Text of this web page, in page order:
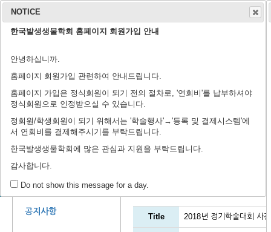
회장 인사말
학회 연혁
학회 회칙
연구윤리규정
임원 명단 학술지 홈페이지
편집위원회
출판 윤리 규정
제44회 정기학술대회에
회원 공간
공지사항
갤러리
Title 2018년 정기학술대회 사
NOTICE
한국발생생물학회 홈페이지 회원가입 안내
안녕하십니까.
홈페이지 회원가입 관련하여 안내드립니다.
홈페이지 가입은 정식회원이 되기 전의 절차로, '연회비'를 납부하셔야
정식회원으로 인정받으실 수 있습니다.
정회원/학생회원이 되기 위해서는 '학술행사'→'등록 및 결제시스템'에
서 연회비를 결제해주시기를 부탁드립니다.
한국발생생물학회에 많은 관심과 지원을 부탁드립니다.
감사합니다.
Do not show this message for a day.